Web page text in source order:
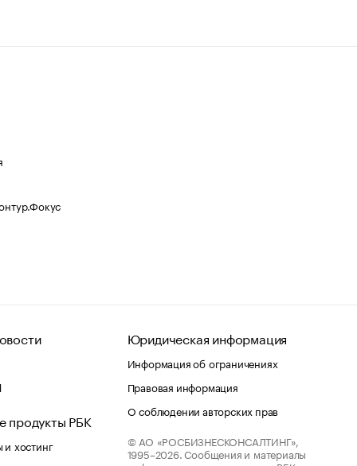
продукты РБК
хостинг
Юридическая информация
Информация об ограничениях
Правовая информация
О соблюдении авторских прав
© АО «РОСБИЗНЕСКОНСАЛТИНГ»,
1995–2026. Сообщения и материалы